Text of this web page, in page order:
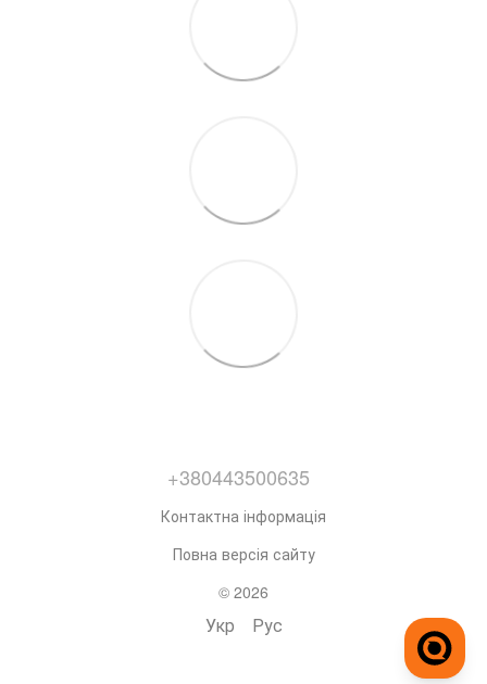
+380443500635
Контактна інформація
Повна версія сайту
© 2026
Укр Рус